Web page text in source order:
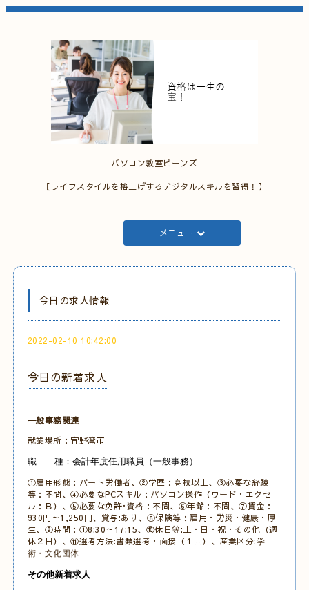
パソコン教室ビーンズ
【ライフスタイルを格上げするデジタルスキルを習得！】
メニュー
今日の求人情報
2022-02-10 10:42:00
今日の新着求人
一般事務関連
就業場所：宜野湾市
職 種：会計年度任用職員（一般事務）
①雇用形態：パート労働者、②学歴：高校以上、③必要な経験
等：不問、④必要なPCスキル：パソコン操作（ワード・エクセ
ル：Ｂ）、⑤必要な免許･資格：不問、⑥年齢：不問、⑦賃金：
930円～1,250円、賞与:あり、⑧保険等：雇用・労災・健康・厚
生、⑨時間：①8:30～17:15、⑩休日等:土・日・祝・その他（週
休２日）、⑪選考方法:書類選考・面接（１回）、産業区分:学
術・文化団体
その他新着求人